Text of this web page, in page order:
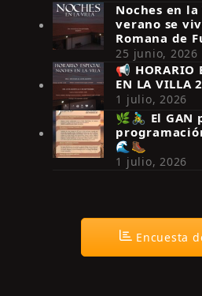
Síguenos en
Noches en
verano se
Romana de
25 junio, 2026
📢 HORARIO
EN LA VILLA
1 julio, 2026
🌿🚴‍♂️ El
🌊🥾
1 julio, 2026
Encuesta